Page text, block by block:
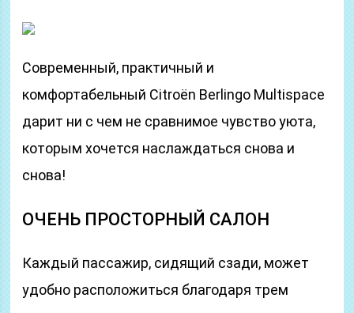
Современный, практичный и
комфортабельный Citroёn Berlingo Multispace
дарит ни с чем не сравнимое чувство уюта,
которым хочется наслаждаться снова и
снова!
ОЧЕНЬ ПРОСТОРНЫЙ САЛОН
Каждый пассажир, сидящий сзади, может
удобно расположиться благодаря трем